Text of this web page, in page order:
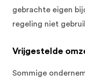
gebrachte eigen
regeling niet
Vrijgestelde
Sommige